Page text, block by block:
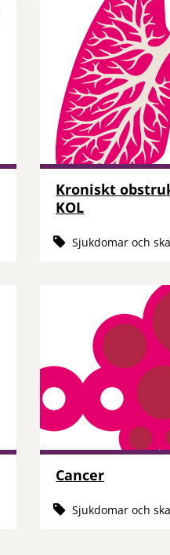
Kroniskt
KOL
Sjukdomar och
Cancer
Sjukdomar och